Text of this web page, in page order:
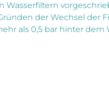
Wasserfiltern
der Wechsel der
als 0,5 bar hinter dem